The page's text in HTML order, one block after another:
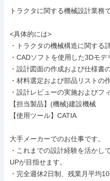
トラクタに関する機械設計業務で
<具体的には>
・トラクタの機械構造に関する
・CADソフトを使用した3Dモ
・設計図面の作成および仕様書
・材料選定および部品リストの
・設計レビューの実施およびフ
【担当製品】(機械)建設機械
【使用ツール】CATIA
大手メーカーでのお仕事です。
・これまでの設計経験を活かし
UPが目指せます。
・完全週休2日制、残業月平均